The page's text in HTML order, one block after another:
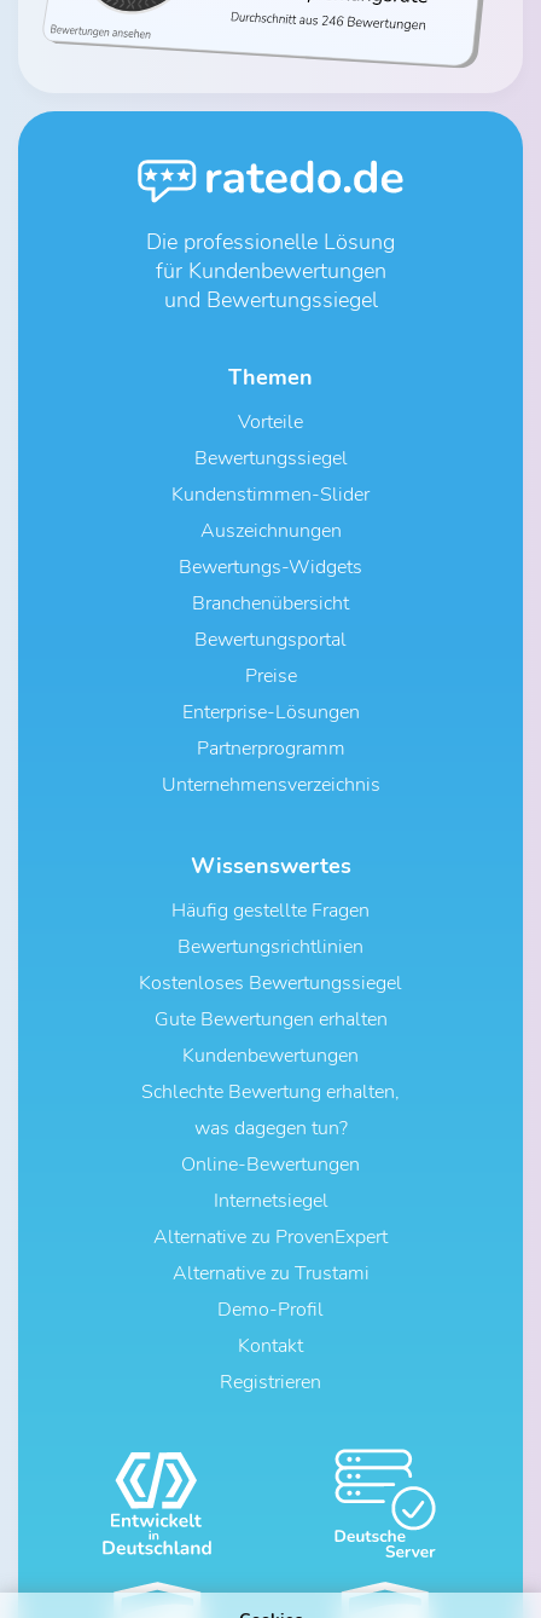
Die professionelle Lösung
für Kundenbewertungen
und Bewertungssiegel
Themen
Vorteile
Bewertungssiegel
Kundenstimmen-Slider
Auszeichnungen
Bewertungs-Widgets
Branchenübersicht
Bewertungsportal
Preise
Enterprise-Lösungen
Partnerprogramm
Unternehmensverzeichnis
Wissenswertes
Häufig gestellte Fragen
Bewertungsrichtlinien
Kostenloses Bewertungssiegel
Gute Bewertungen erhalten
Kundenbewertungen
Schlechte Bewertung erhalten,
was dagegen tun?
Online-Bewertungen
Internetsiegel
Alternative zu ProvenExpert
Alternative zu Trustami
Demo-Profil
Kontakt
Registrieren